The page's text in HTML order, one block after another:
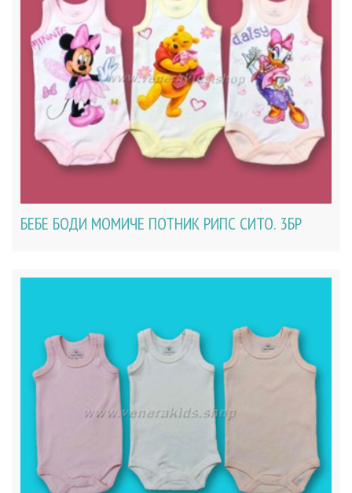
БЕБЕ БОДИ МОМИЧЕ ПОТНИК РИПС СИТО. 3БР